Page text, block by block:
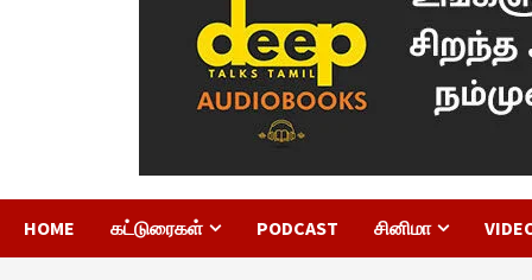
HOME கட்டுரைகள் PODCAST சினிமா